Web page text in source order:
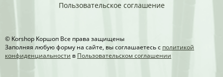
Пользовательское соглашение
© Korshop Koршоп Все права защищены
Заполняя любую форму на сайте, вы соглашаетесь с политикой
конфиденциальности в Пользовательском соглашении